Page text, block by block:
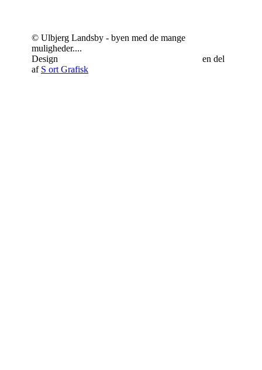
© Ulbjerg Landsby - byen med de mange
muligheder....
Design
en del
af S ort Grafisk